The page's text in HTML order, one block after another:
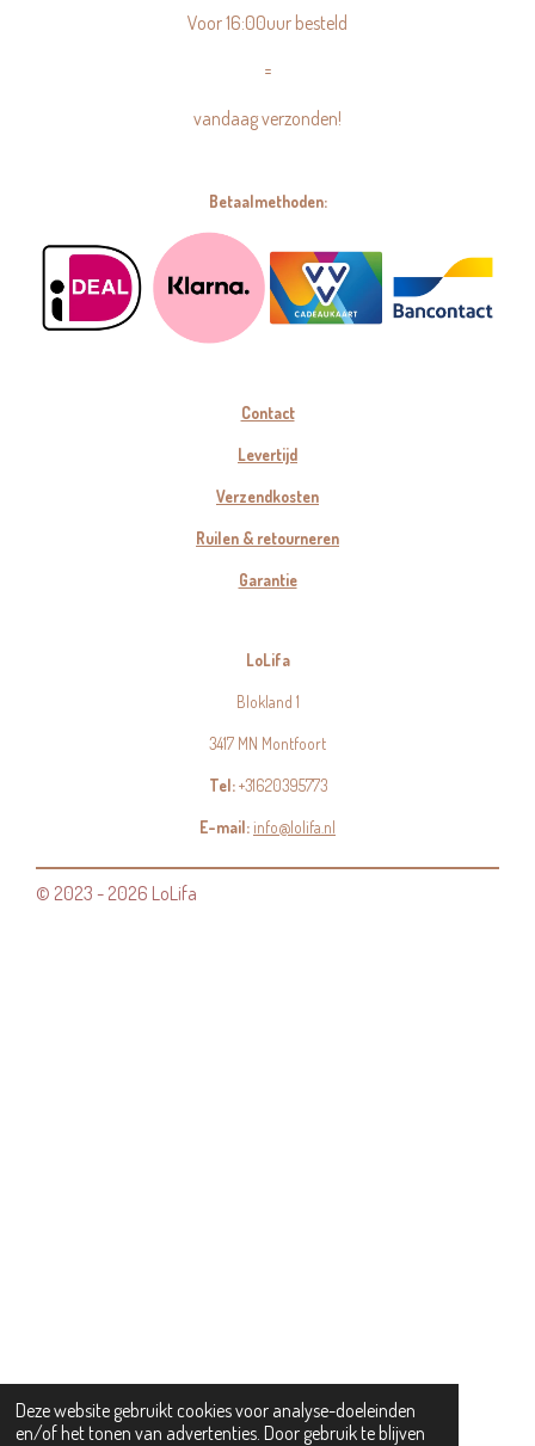
Deze website gebruikt cookies voor analyse-doeleinden
en/of het tonen van advertenties. Door gebruik te blijven
Voor 16:00uur besteld
=
vandaag verzonden!
Betaalmethoden:
Contact
Levertijd
Verzendkosten
Ruilen & retourneren
Garantie
LoLifa
Blokland 1
3417 MN Montfoort
Tel:+31620395773
E-mail:info@lolifa.nl
© 2023 - 2026 LoLifa